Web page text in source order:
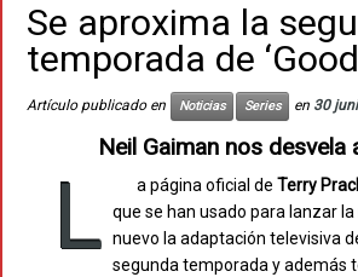
Se aproxima la
temporada de
Artículo publicado en Noticias Series en 30
Neil Gaiman nos desvela
L a página oficial de Terry
que se han usado para lanzar
nuevo la adaptación televisiva
segunda temporada y además